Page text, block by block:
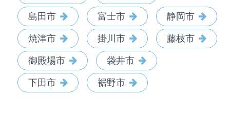
島田市 富士市 静岡市
焼津市 掛川市 藤枝市
御殿場市 袋井市
下田市 裾野市